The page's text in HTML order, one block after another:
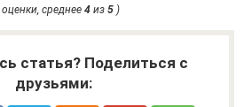
оценки, среднее 4 из 5 )
статья? Поделиться с
друзьями: